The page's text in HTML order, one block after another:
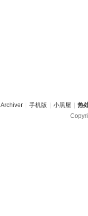
Archiver | 手机版 | 小黑屋 | 热